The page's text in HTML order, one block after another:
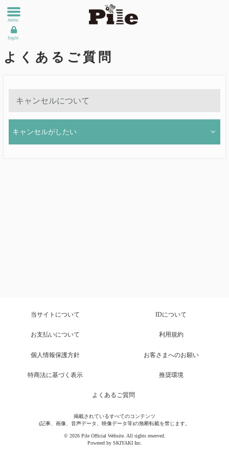
menu
login
よくあるご質問
キャンセルについて
キャンセルがしたい
当サイトについて IDについて
お支払いについて 利用規約
個人情報保護方針 お客さまへのお願い
特商法に基づく表示 推奨環境
よくあるご質問
掲載されているすべてのコンテンツ
(記事、画像、音声データ、映像データ等)の無断転載を禁じます。
© 2026 Pile Official Website. All rights reserved.
Powered by SKIYAKI Inc.